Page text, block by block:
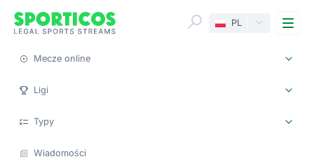
PL
Mecze online
Ligi
Typy
Wiadomości